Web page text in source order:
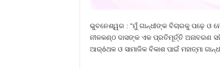
ଭୁବନେଶ୍ୱର : “ମୁଁ ଗାନ୍ଧୀଙ୍କ ବିଚାରକୁ ପଢ଼େ ଓ
ନୀଳକଣ୍ଠ ଦାସଙ୍କ ଏକ ପ୍ରତିମୂର୍ତ୍ତି ଅନାବରଣ
ଆର୍ôଥକ ଓ ସାମାଜିକ ବିକାଶ ପାଇଁ ମହାତ୍ମା